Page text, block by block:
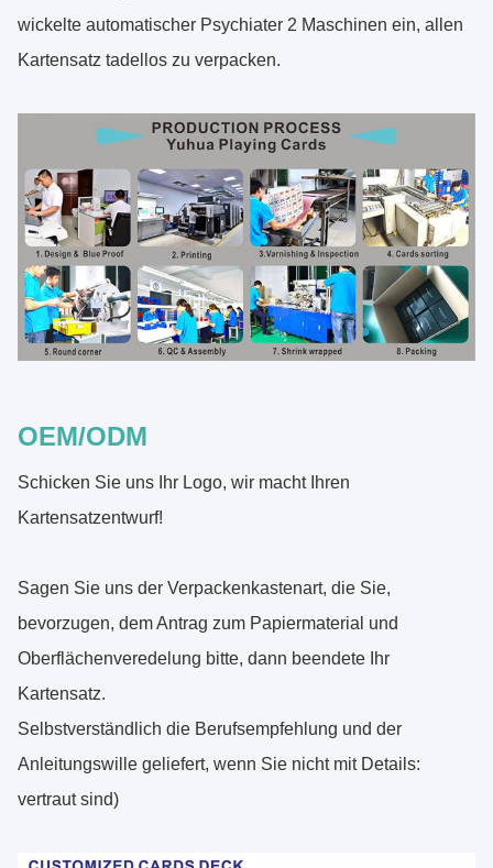
wickelte automatischer Psychiater 2 Maschinen ein, allen
Kartensatz tadellos zu verpacken.
OEM/ODM
Schicken Sie uns Ihr Logo, wir macht Ihren
Kartensatzentwurf!
Sagen Sie uns der Verpackenkastenart, die Sie,
bevorzugen, dem Antrag zum Papiermaterial und
Oberflächenveredelung bitte, dann beendete Ihr
Kartensatz.
Selbstverständlich die Berufsempfehlung und der
Anleitungswille geliefert, wenn Sie nicht mit Details:
vertraut sind)